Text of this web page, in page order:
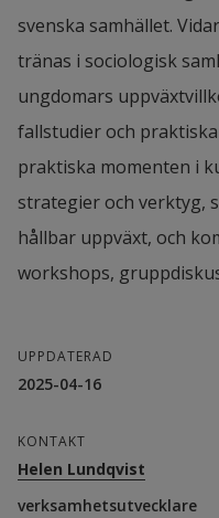
svenska samhället.
tränas i sociologisk
ungdomars
fallstudier och
praktiska momenten i
strategier och verktyg,
hållbar uppväxt, och
workshops,
UPPDATERAD
2025-04-16
KONTAKT
Helen Lundqvist
verksamhetsutvecklare